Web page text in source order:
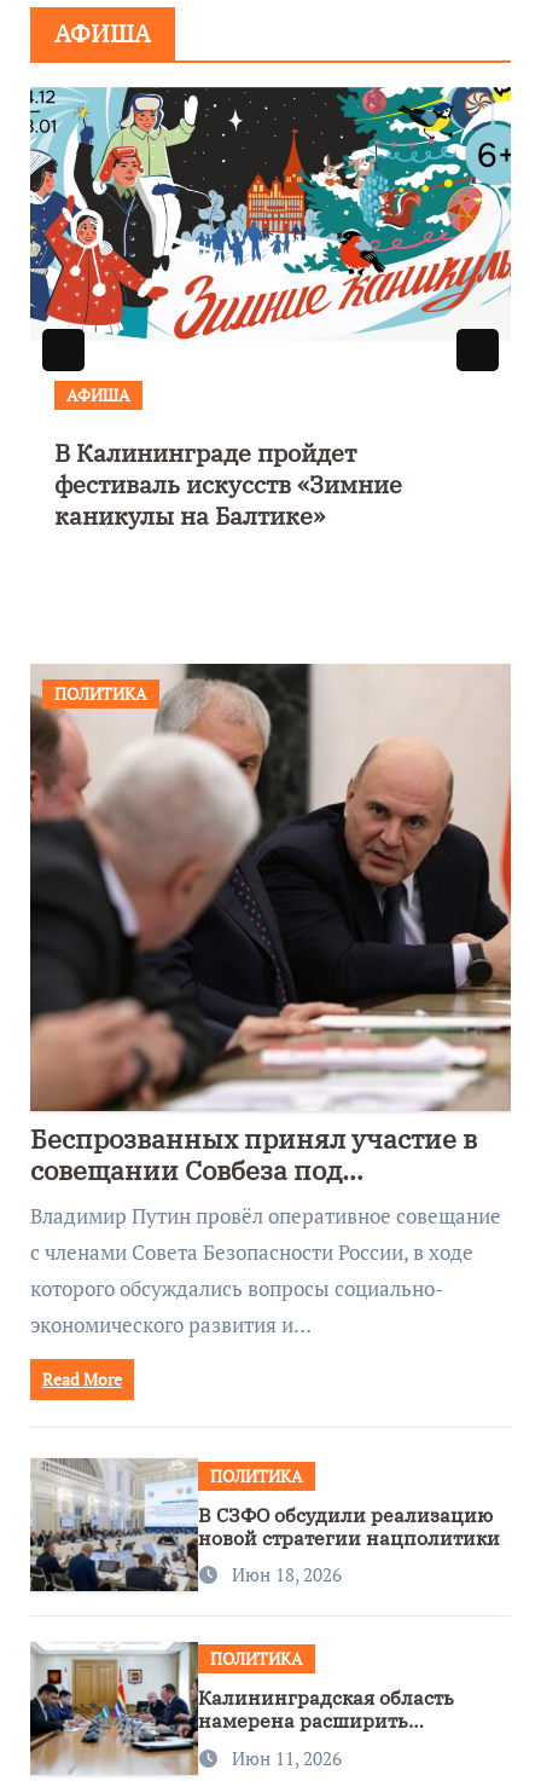
АФИША
АФИША
В Калининграде пройдет
фестиваль искусств «Зимние
каникулы на Балтике»
ПОЛИТИКА
Беспрозванных принял участие в
совещании Совбеза под
руководством Путина
Владимир Путин провёл оперативное совещание
с членами Совета Безопасности России, в ходе
которого обсуждались вопросы социально-
экономического развития и…
Read More
ПОЛИТИКА
В СЗФО обсудили реализацию
новой стратегии нацполитики
Июн 18, 2026
ПОЛИТИКА
Калининградская область
намерена расширить
сотрудничество с Узбекистаном
Июн 11, 2026